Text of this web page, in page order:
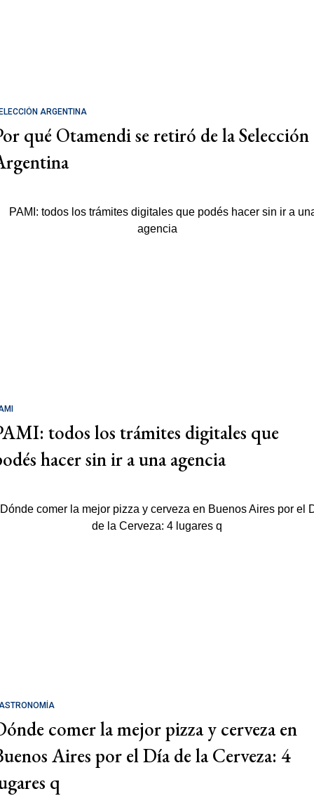
ARGENTINA
qué Otamendi se retiró de la Selección
todos los trámites digitales que
hacer sin ir a una agencia
comer la mejor pizza y cerveza en
Aires por el Día de la Cerveza: 4
q